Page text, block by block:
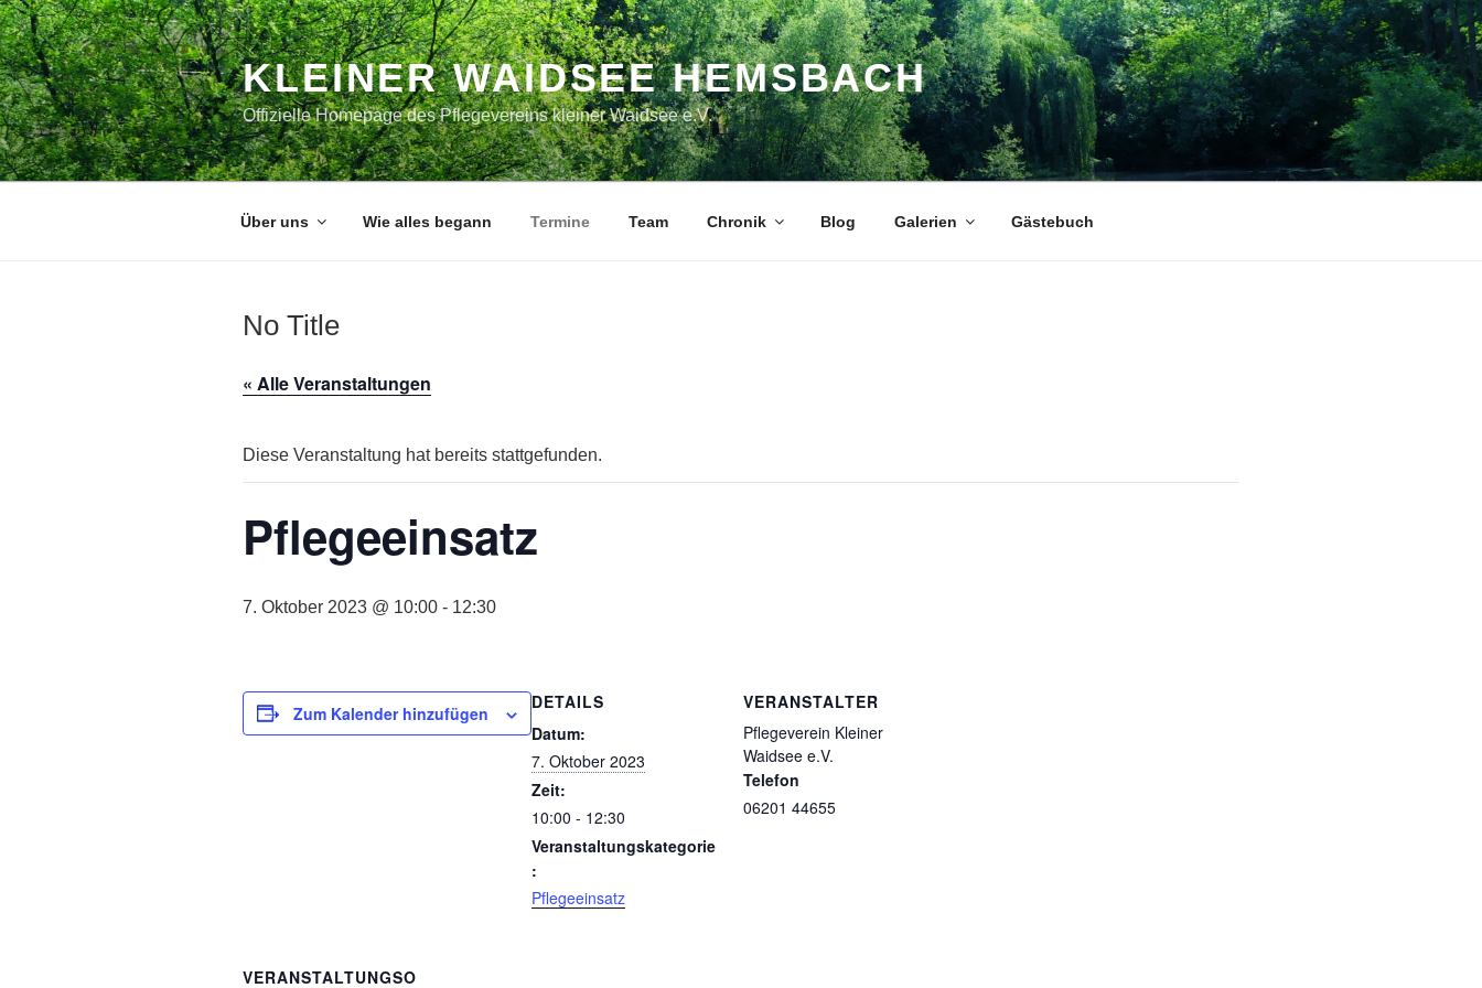
Zum
Inhalt
springen
KLEINER WAIDSEE HEMSBACH
Offizielle Homepage des Pflegevereins kleiner Waidsee e.V.
Über uns Wie alles begann Termine Team Chronik Blog Galerien Gästebuch
No Title
« Alle Veranstaltungen
Diese Veranstaltung hat bereits stattgefunden.
Pflegeeinsatz
7. Oktober 2023 @ 10:00 - 12:30
Zum Kalender hinzufügen
DETAILS
Datum:
7. Oktober 2023
Zeit:
10:00 - 12:30
Veranstaltungskategorie
:
Pflegeeinsatz
VERANSTALTER
Pflegeverein Kleiner
Waidsee e.V.
Telefon
06201 44655
VERANSTALTUNGSO